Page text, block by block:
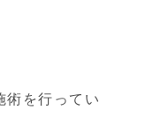
術を行ってい